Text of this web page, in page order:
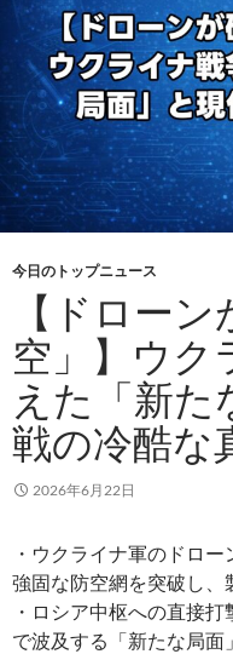
今日のトップニュース
【ドロー
空」】ウク
えた「新た
戦の冷酷な
2026年6月22日
・ウクライナ軍のドロ
強固な防空網を突破し、
・ロシア中枢への直接
で波及する「新たな局面